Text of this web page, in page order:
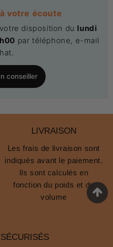
votre écoute
disposition du lundi
par téléphone, e-mail
conseiller
LIVRAISON
Les frais de livraison sont
indiqués avant le paiement.
Ils sont calculés en
fonction du poids et du
volume